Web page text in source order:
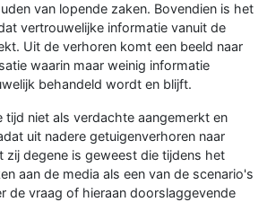
van lopende zaken. Bovendien is het
vertrouwelijke informatie vanuit de
Uit de verhoren komt een beeld naar
waarin maar weinig informatie
behandeld wordt en blijft.
tijd niet als verdachte aangemerkt en
uit nadere getuigenverhoren naar
zij degene is geweest die tijdens het
aan de media als een van de scenario's
de vraag of hieraan doorslaggevende